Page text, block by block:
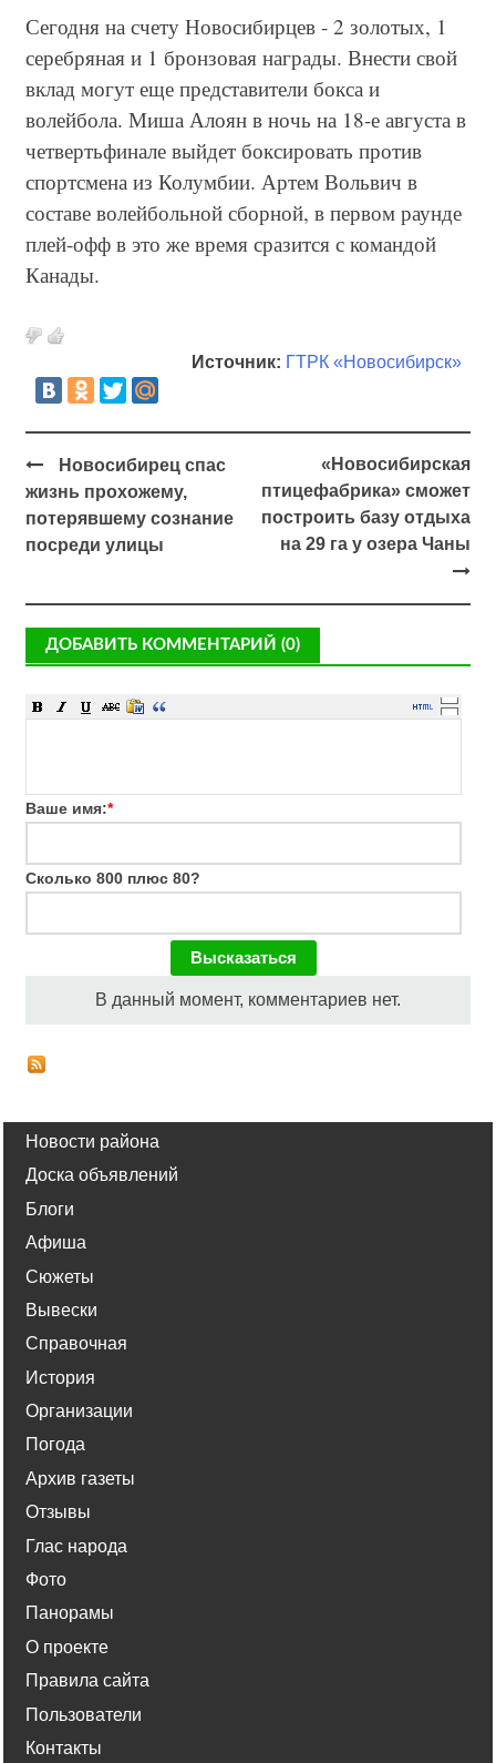
Сегодня на счету Новосибирцев - 2 золотых, 1
серебряная и 1 бронзовая награды. Внести свой
вклад могут еще представители бокса и
волейбола. Миша Алоян в ночь на 18-е августа в
четвертьфинале выйдет боксировать против
спортсмена из Колумбии. Артем Вольвич в
составе волейбольной сборной, в первом раунде
плей-офф в это же время сразится с командой
Канады.
Источник: ГТРК «Новосибирск»
Новосибирец спас
жизнь прохожему,
потерявшему сознание
посреди улицы
«Новосибирская
птицефабрика» сможет
построить базу отдыха
на 29 га у озера Чаны
ДОБАВИТЬ КОММЕНТАРИЙ (0)
Ваше имя:*
Сколько 800 плюс 80?
В данный момент, комментариев нет.
Новости района
Доска объявлений
Блоги
Афиша
Сюжеты
Вывески
Справочная
История
Организации
Погода
Архив газеты
Отзывы
Глас народа
Фото
Панорамы
О проекте
Правила сайта
Пользователи
Контакты